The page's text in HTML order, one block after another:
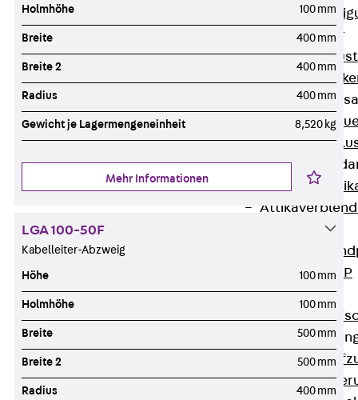
Brüstungsanker
Zurück
Zurück
Attika-
Zurück
Windpost JWP
Schallisolation
Zurück
Holmhöhe 100 mm
Breite 400 mm
Breite 2 400 mm
Radius 400 mm
Gewicht je Lagermengeneinheit 8,520 kg
Mehr Informationen
LGA 100-50F
Kabelleiter-Abzweig
Höhe 100 mm
Holmhöhe 100 mm
Breite 500 mm
Breite 2 500 mm
Radius 400 mm